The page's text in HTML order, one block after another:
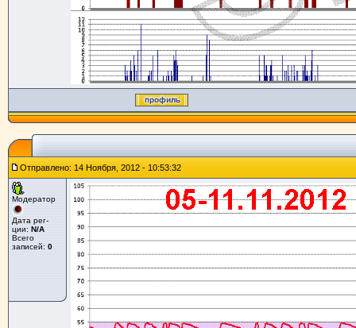
Отправлено: 14 Ноября, 2012 - 10:53:32
Модератор
Дата рег-
ции: N/A
Всего
записей: 0